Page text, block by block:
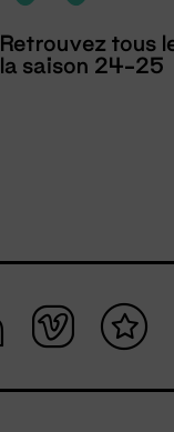
Retrouvez tous
la saison 24-25